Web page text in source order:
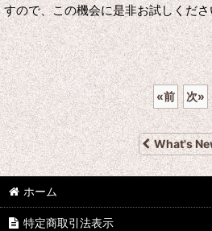
すので、この機会に是非お試しくだ
«前 次»
What's
ホーム
特定商取引法表示